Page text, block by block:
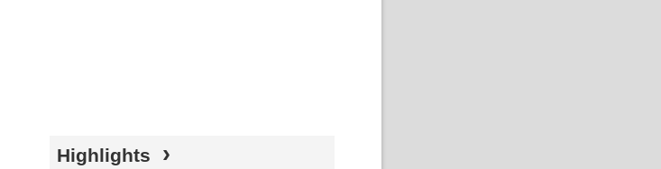
Highlights